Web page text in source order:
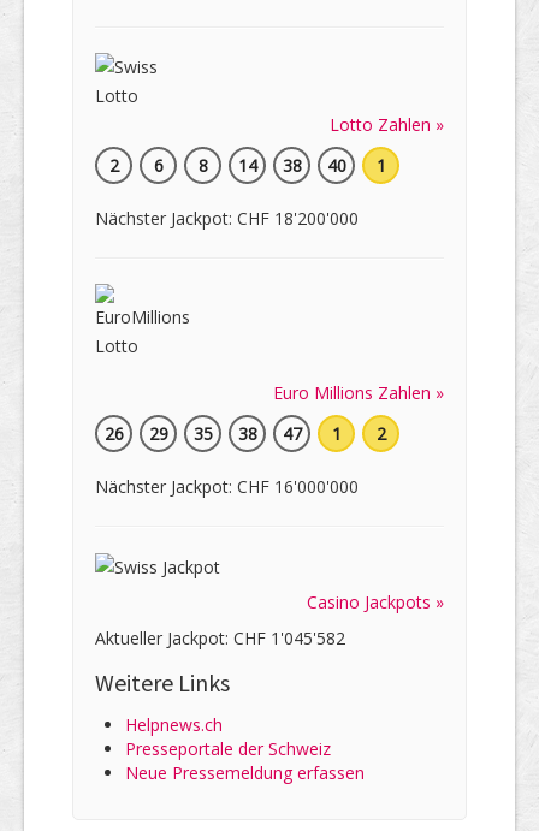
Lotto Zahlen »
2
6 8 14 38 40 1
Nächster Jackpot: CHF 18'200'000
Euro Millions Zahlen »
26
29 35 38 47 1 2
Nächster Jackpot: CHF 16'000'000
Casino Jackpots »
Aktueller Jackpot: CHF 1'045'582
Weitere Links
Helpnews.ch
Presseportale der Schweiz
Neue Pressemeldung erfassen